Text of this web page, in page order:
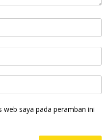
web saya pada peramban ini